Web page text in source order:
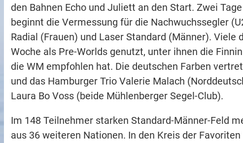
den Bahnen Echo und Juliett an den Start. Zwei
beginnt die Vermessung für die Nachwuchssegler
Radial (Frauen) und Laser Standard (Männer).
Woche als Pre-Worlds genutzt, unter ihnen die
die WM empfohlen hat. Die deutschen Farben
und das Hamburger Trio Valerie Malach
Laura Bo Voss (beide Mühlenberger Segel-Club).
Im 148 Teilnehmer starken Standard-Männer-Feld
aus 36 weiteren Nationen. In den Kreis der